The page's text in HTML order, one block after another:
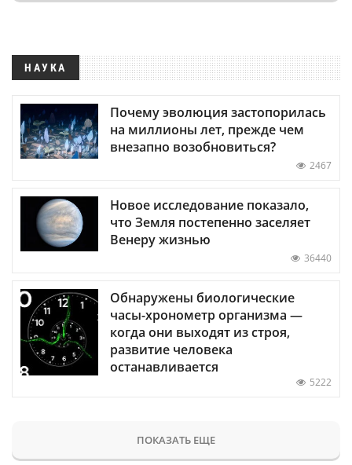
НАУКА
Почему эволюция застопорилась
на миллионы лет, прежде чем
внезапно возобновиться?
2467
Новое исследование показало,
что Земля постепенно заселяет
Венеру жизнью
36440
Обнаружены биологические
часы-хронометр организма —
когда они выходят из строя,
развитие человека
останавливается
5222
ПОКАЗАТЬ ЕЩЕ